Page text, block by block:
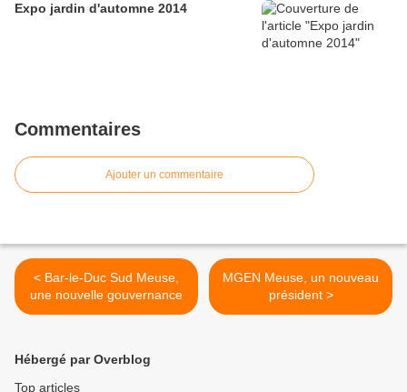
Expo jardin d'automne 2014
Commentaires
Ajouter un commentaire
< Bar-le-Duc Sud Meuse,
une nouvelle gouvernance
MGEN Meuse, un nouveau
président >
Hébergé par Overblog
Top articles